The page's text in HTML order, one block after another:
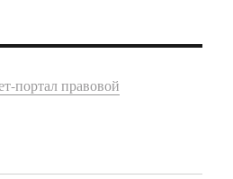
портал правовой